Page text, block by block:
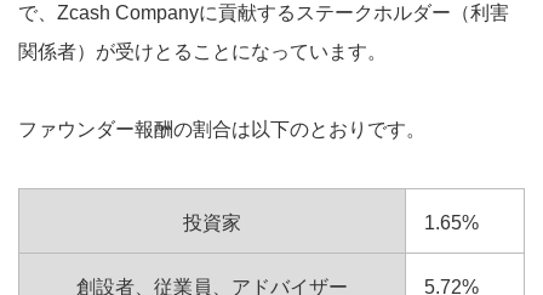
で、Zcash Companyに貢献するステークホルダー（利害
関係者）が受けとることになっています。
ファウンダー報酬の割合は以下のとおりです。
投資家 1.65%
創設者、従業員、アドバイザー 5.72%